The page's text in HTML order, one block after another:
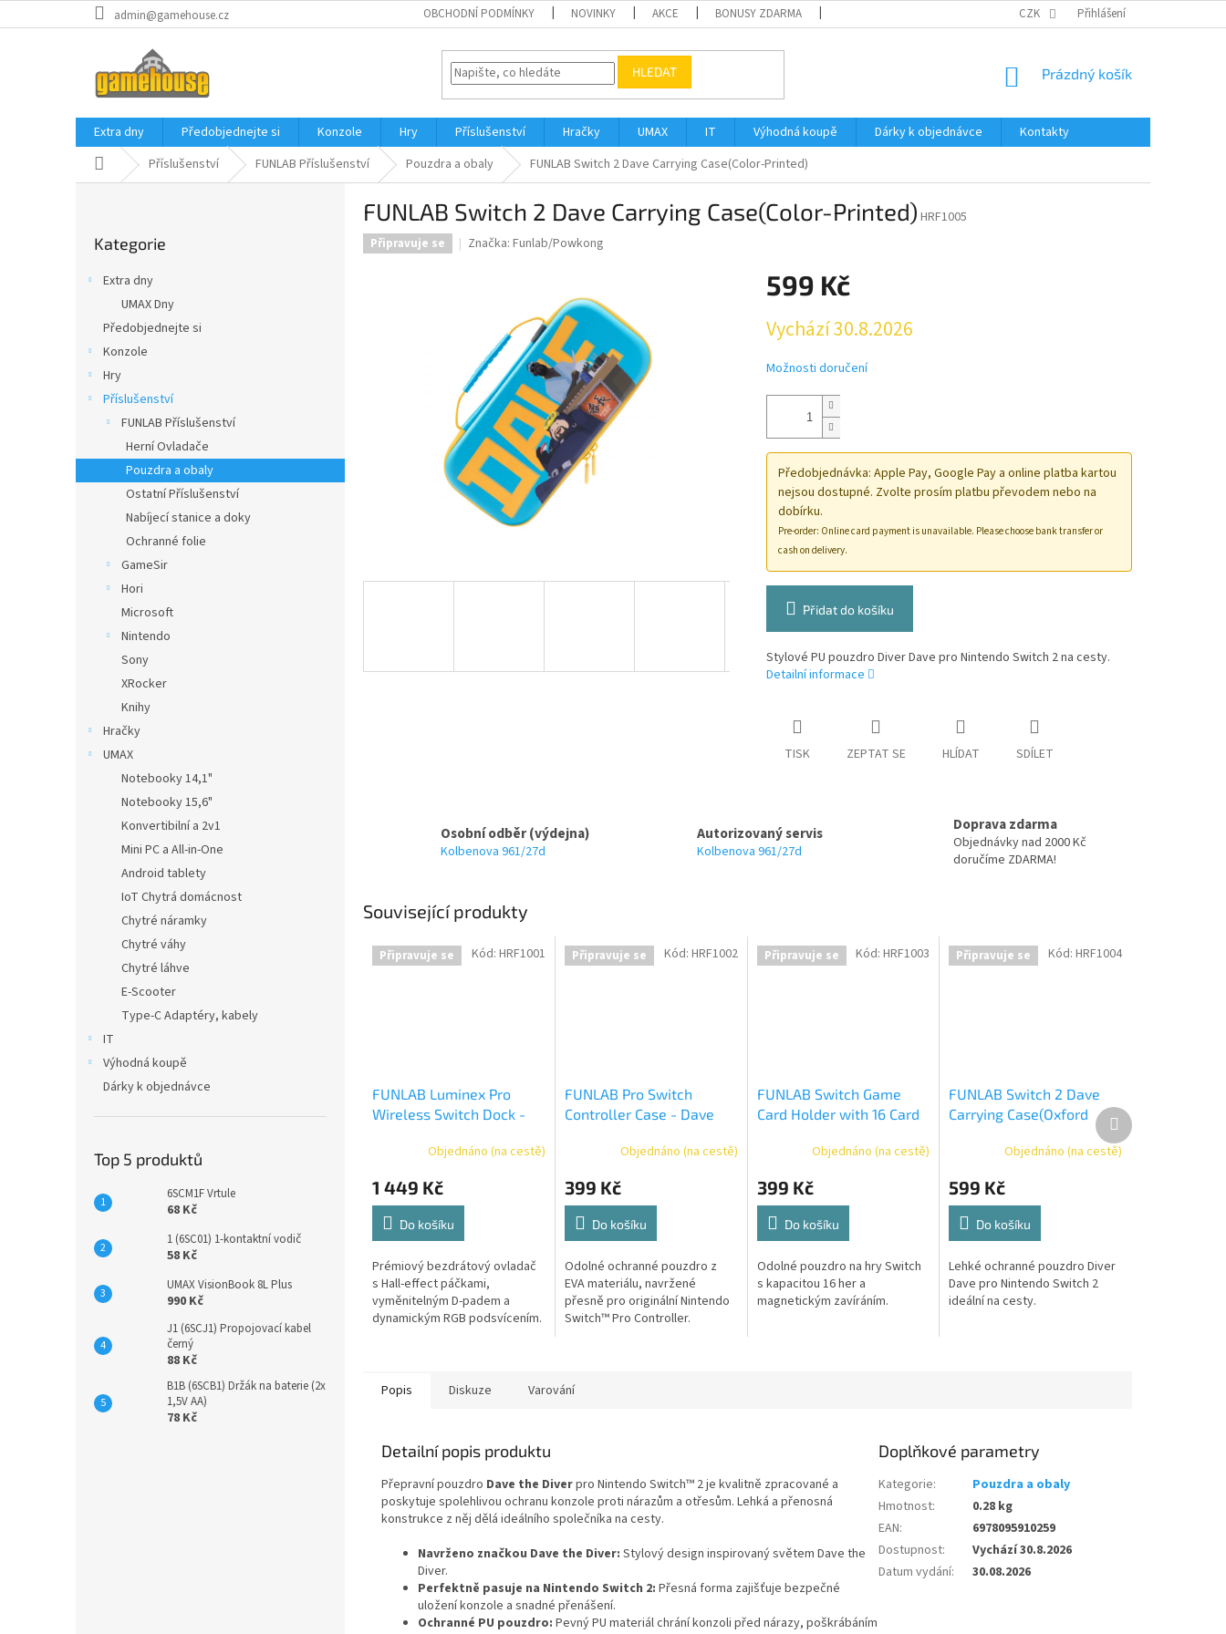
na
admin@gamehouse.cz OBCHODNÍ PODMÍNKY NOVINKY AKCE BONUSY ZDARMA PODMÍNKY OCHRANY OSOBNÍCH ÚDAJŮ
CZK Přihlášení
HLEDAT
NÁKUPNÍ
Prázdný košík
Extra dny Předobjednejte si Konzole Hry Příslušenství Hračky UMAX IT Výhodná koupě Dárky k objednávce
Kontakty
Domů Příslušenství FUNLAB Příslušenství Pouzdra a obaly FUNLAB Switch 2 Dave Carrying Case(Color-Printed)
l
kategorie
Kategorie
Extra dny
UMAX Dny
Předobjednejte si
Konzole
Hry
Příslušenství
FUNLAB Příslušenství
Herní Ovladače
Pouzdra a obaly
Ostatní Příslušenství
Nabíjecí stanice a doky
Ochranné folie
GameSir
Hori
Microsoft
Nintendo
Sony
XRocker
Knihy
Hračky
UMAX
Notebooky 14,1"
Notebooky 15,6"
Konvertibilní a 2v1
Mini PC a All-in-One
Android tablety
IoT Chytrá domácnost
Chytré náramky
Chytré váhy
Chytré láhve
E-Scooter
Type-C Adaptéry, kabely
IT
Výhodná koupě
Dárky k objednávce
Top 5 produktů
6SCM1F Vrtule
68 Kč
1 (6SC01) 1-kontaktní vodič
58 Kč
UMAX VisionBook 8L Plus
990 Kč
J1 (6SCJ1) Propojovací kabel
černý
88 Kč
B1B (6SCB1) Držák na baterie (2x
1,5V AA)
78 Kč
FUNLAB Switch 2 Dave Carrying Case(Color-Printed) HRF1005
Připravuje se Značka: Funlab/Powkong
599 Kč
cena:
Vychází 30.8.2026
Možnosti doručení
Předobjednávka: Apple Pay, Google Pay a online platba kartou
nejsou dostupné. Zvolte prosím platbu převodem nebo na
dobírku.
Pre-order: Online card payment is unavailable. Please choose bank transfer or
cash on delivery.
Přidat do košíku
Stylové PU pouzdro Diver Dave pro Nintendo Switch 2 na cesty.
Detailní informace
TISK ZEPTAT SE HLÍDAT SDÍLET
Osobní odběr (výdejna)
Kolbenova 961/27d
Autorizovaný servis
Kolbenova 961/27d
Doprava zdarma
Objednávky nad 2000 Kč
doručíme ZDARMA!
Související produkty
Připravuje se
FUNLAB Luminex Pro
Wireless Switch Dock -
Objednáno (na cestě)
1 449 Kč
Do košíku
Prémiový bezdrátový ovladač
s Hall-effect páčkami,
vyměnitelným D-padem a
dynamickým RGB podsvícením.
Kód: HRF1001 Připravuje se
FUNLAB Pro Switch
Controller Case - Dave
Objednáno (na cestě)
399 Kč
Do košíku
Odolné ochranné pouzdro z
EVA materiálu, navržené
přesně pro originální Nintendo
Switch™ Pro Controller.
Kód: HRF1002 Připravuje se
FUNLAB Switch Game
Card Holder with 16 Card
Objednáno (na cestě)
399 Kč
Do košíku
Odolné pouzdro na hry Switch
s kapacitou 16 her a
magnetickým zavíráním.
Kód:HRF1003 Připravuje se
FUNLAB Switch 2 Dave
Carrying Case(Oxford
Objednáno (na cestě)
599 Kč
Do košíku
Lehké ochranné pouzdro Diver
Dave pro Nintendo Switch 2
ideální na cesty.
Kód: HRF1004
Další
produkt
Popis Diskuze Varování
Detailní popis produktu
Přepravní pouzdro Dave the Diverpro Nintendo Switch™ 2 je kvalitně zpracované a
poskytuje spolehlivou ochranu konzole proti nárazům a otřesům. Lehká a přenosná
konstrukce z něj dělá ideálního společníka na cesty.
Navrženo značkou Dave the Diver: Stylový design inspirovaný světem Dave the
Diver.
Perfektně pasuje na Nintendo Switch 2: Přesná forma zajišťuje bezpečné
uložení konzole a snadné přenášení.
Ochranné PU pouzdro: Pevný PU materiál chrání konzoli před nárazy, poškrábáním
Doplňkové parametry
Kategorie:
Pouzdra a obaly
Hmotnost:
0.28 kg
EAN:
6978095910259
Dostupnost:
Vychází 30.8.2026
Datum vydání: 30.08.2026